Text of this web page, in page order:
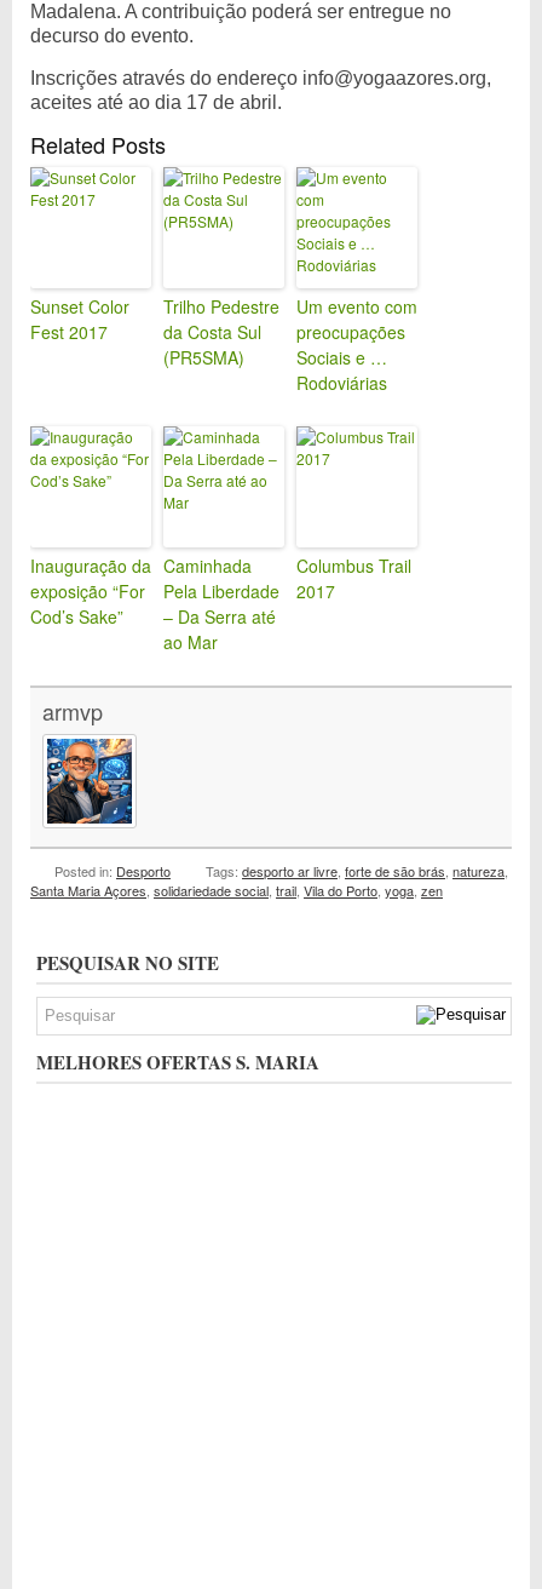
Madalena. A contribuição poderá ser entregue no
decurso do evento.
Inscrições através do endereço info@yogaazores.org,
aceites até ao dia 17 de abril.
Related Posts
Sunset Color
Fest 2017
Trilho Pedestre
da Costa Sul
(PR5SMA)
Um evento com
preocupações
Sociais e …
Rodoviárias
Inauguração da
exposição “For
Cod’s Sake”
Caminhada
Pela Liberdade
– Da Serra até
ao Mar
Columbus Trail
2017
armvp
Posted in: Desporto Tags: desporto ar livre forte de são brás natureza
Santa Maria Açores solidariedade social trail Vila do Porto yoga zen
PESQUISAR NO SITE
MELHORES OFERTAS S. MARIA